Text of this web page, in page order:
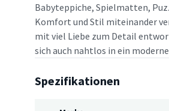
Babyteppiche, Spielmatten,
Komfort und Stil miteinander
mit viel Liebe zum Detail
sich auch nahtlos in ein
Spezifikationen